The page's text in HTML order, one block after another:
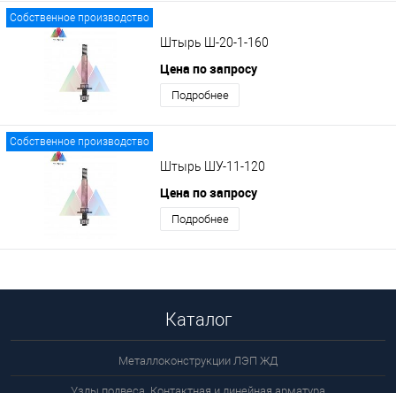
Собственное производство
Штырь Ш-20-1-160
Цена по запросу
Подробнее
Собственное производство
Штырь ШУ-11-120
Цена по запросу
Подробнее
Каталог
Металлоконструкции ЛЭП ЖД